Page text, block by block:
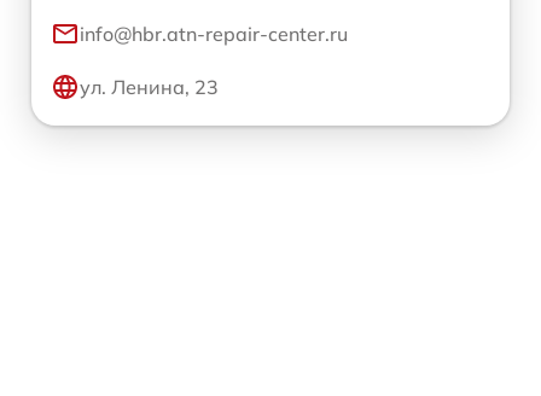
info@hbr.atn-repair-center.ru
ул. Ленина, 23